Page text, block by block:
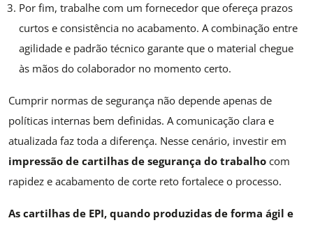
Por fim, trabalhe com um fornecedor que ofereça prazos
curtos e consistência no acabamento. A combinação entre
agilidade e padrão técnico garante que o material chegue
às mãos do colaborador no momento certo.
Cumprir normas de segurança não depende apenas de
políticas internas bem definidas. A comunicação clara e
atualizada faz toda a diferença. Nesse cenário, investir em
impressão de cartilhas de segurança do trabalho com
rapidez e acabamento de corte reto fortalece o processo.
As cartilhas de EPI, quando produzidas de forma ágil e